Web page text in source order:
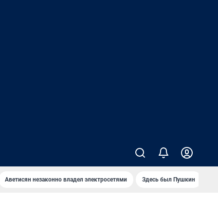
Аветисян незаконно владел электросетями Здесь был Пушкин